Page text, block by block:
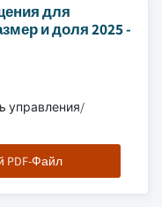
для
и доля 2025 -
управления/
PDF-Файл